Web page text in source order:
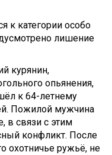
к категории особо
лишение
курянин,
опьянения,
к 64-летнему
Пожилой мужчина
в связи с этим
конфликт. После
охотничье ружьё, не